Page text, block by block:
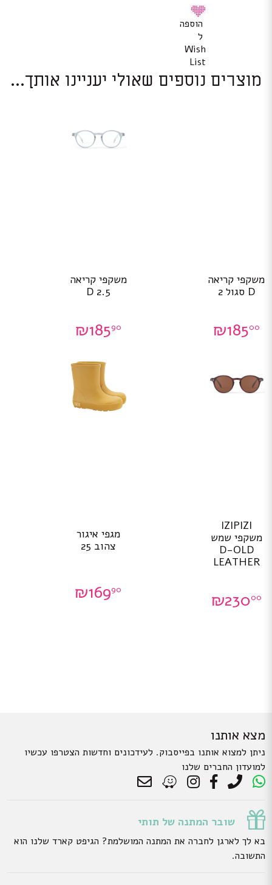
הוספה
ל
Wish
List
מוצרים נוספים שאולי יעניינו אותך...
משקפי קריאה
D סגול 2
₪18500
משקפי קריאה
D 2.5
₪18590
IZIPIZI
משקפי שמש
D-OLD
LEATHER
₪23000
מגפי איגור
צהוב 25
₪16990
מצא אותנו
ניתן למצוא אותנו בפייסבוק. לעידכונים וחדשות הצטרפו עכשיו
למועדון החברים שלנו
שובר המתנה של תותי
בא לך לארגן לחברה את המתנה המושלמת? הגיפט קארד שלנו הוא
התשובה.